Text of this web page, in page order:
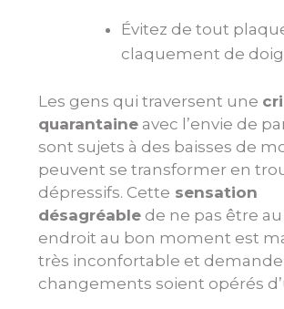
Évitez de tout
claquement de
Les gens qui traversent une
quarantaine avec l’envie de
sont sujets à des baisses de
peuvent se transformer en
dépressifs. Cette sensation
désagréable de ne pas être
endroit au bon moment est
très inconfortable et
changements soient opérés